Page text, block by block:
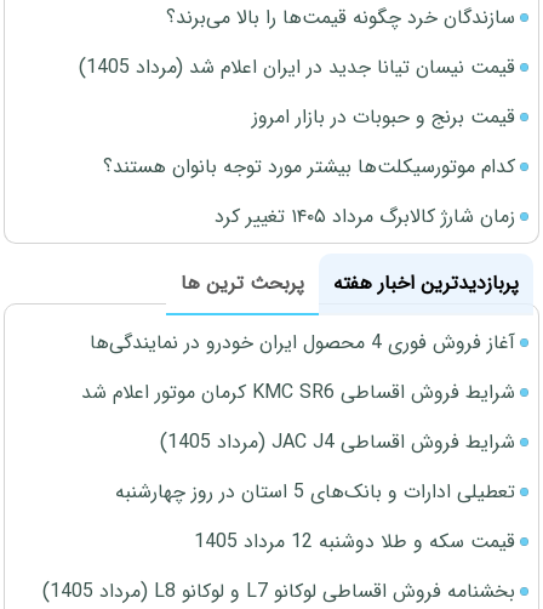
سازندگان خرد چگونه قیمت‌ها را بالا می‌برند؟
قیمت نیسان تیانا جدید در ایران اعلام شد (مرداد 1405)
قیمت برنج و حبوبات در بازار امروز
کدام موتورسیکلت‌ها بیشتر مورد توجه بانوان هستند؟
زمان شارژ کالابرگ مرداد ۱۴۰۵ تغییر کرد
پربازدیدترین اخبار هفته
پربحث ترین ها
آغاز فروش فوری 4 محصول ایران خودرو در نمایندگی‌ها
شرایط فروش اقساطی KMC SR6 کرمان موتور اعلام شد
شرایط فروش اقساطی JAC J4 (مرداد 1405)
تعطیلی ادارات و بانک‌های 5 استان در روز چهارشنبه
قیمت سکه و طلا دوشنبه 12 مرداد 1405
بخشنامه فروش اقساطی لوکانو L7 و لوکانو L8 (مرداد 1405)